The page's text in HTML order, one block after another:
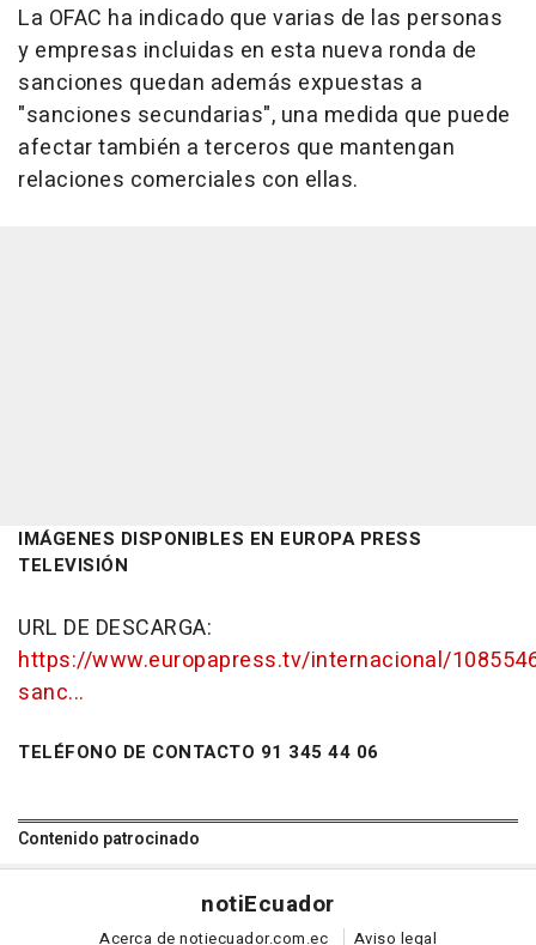
La OFAC ha indicado que varias de las personas
y empresas incluidas en esta nueva ronda de
sanciones quedan además expuestas a
"sanciones secundarias", una medida que puede
afectar también a terceros que mantengan
relaciones comerciales con ellas.
IMÁGENES DISPONIBLES EN EUROPA PRESS
TELEVISIÓN
URL DE DESCARGA:
https://www.europapress.tv/internacional/
sanc...
TELÉFONO DE CONTACTO 91 345 44 06
Contenido patrocinado
notiEcuador
Acerca de notiecuador.com.ec Aviso legal